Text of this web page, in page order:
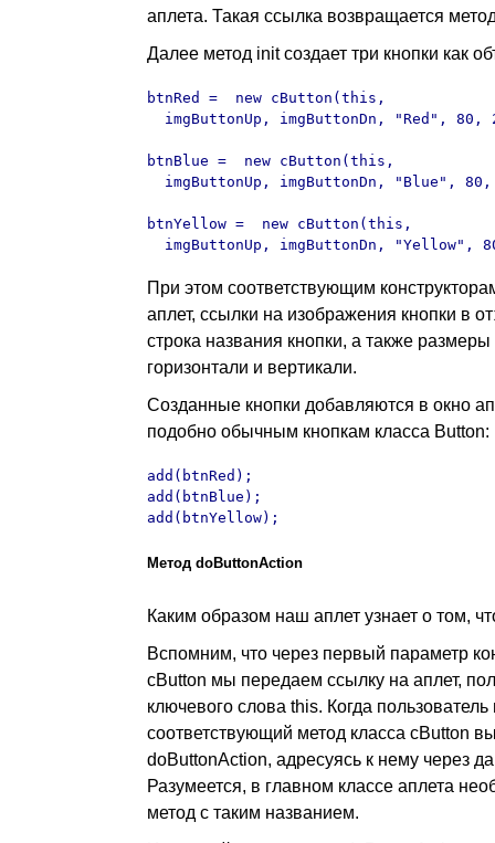
аплета. Такая ссылка возвращается
Далее метод init создает три кнопки как
btnRed =  new cButton(this,
imgButtonUp, imgButtonDn, "Red", 80,
btnBlue =  new cButton(this,
imgButtonUp, imgButtonDn, "Blue", 80,
btnYellow =  new cButton(this,
imgButtonUp, imgButtonDn, "Yellow",
При этом соответствующим
аплет, ссылки на изображения кнопки в
строка названия кнопки, а также размеры
горизонтали и вертикали.
Созданные кнопки добавляются в окно
подобно обычным кнопкам класса Button:
add(btnRed);
add(btnBlue);
add(btnYellow);
Метод doButtonAction
Каким образом наш аплет узнает о том,
Вспомним, что через первый параметр
cButton мы передаем ссылку на аплет,
ключевого слова this. Когда
соответствующий метод класса cButton
doButtonAction, адресуясь к нему через
Разумеется, в главном классе аплета
метод с таким названием.